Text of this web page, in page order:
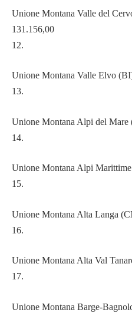
Unione Montana Valle del
131.156,00
12.
Unione Montana Valle Elvo
13.
Unione Montana Alpi del Mare
14.
Unione Montana Alpi
15.
Unione Montana Alta Langa
16.
Unione Montana Alta Val
17.
Unione Montana Barge-